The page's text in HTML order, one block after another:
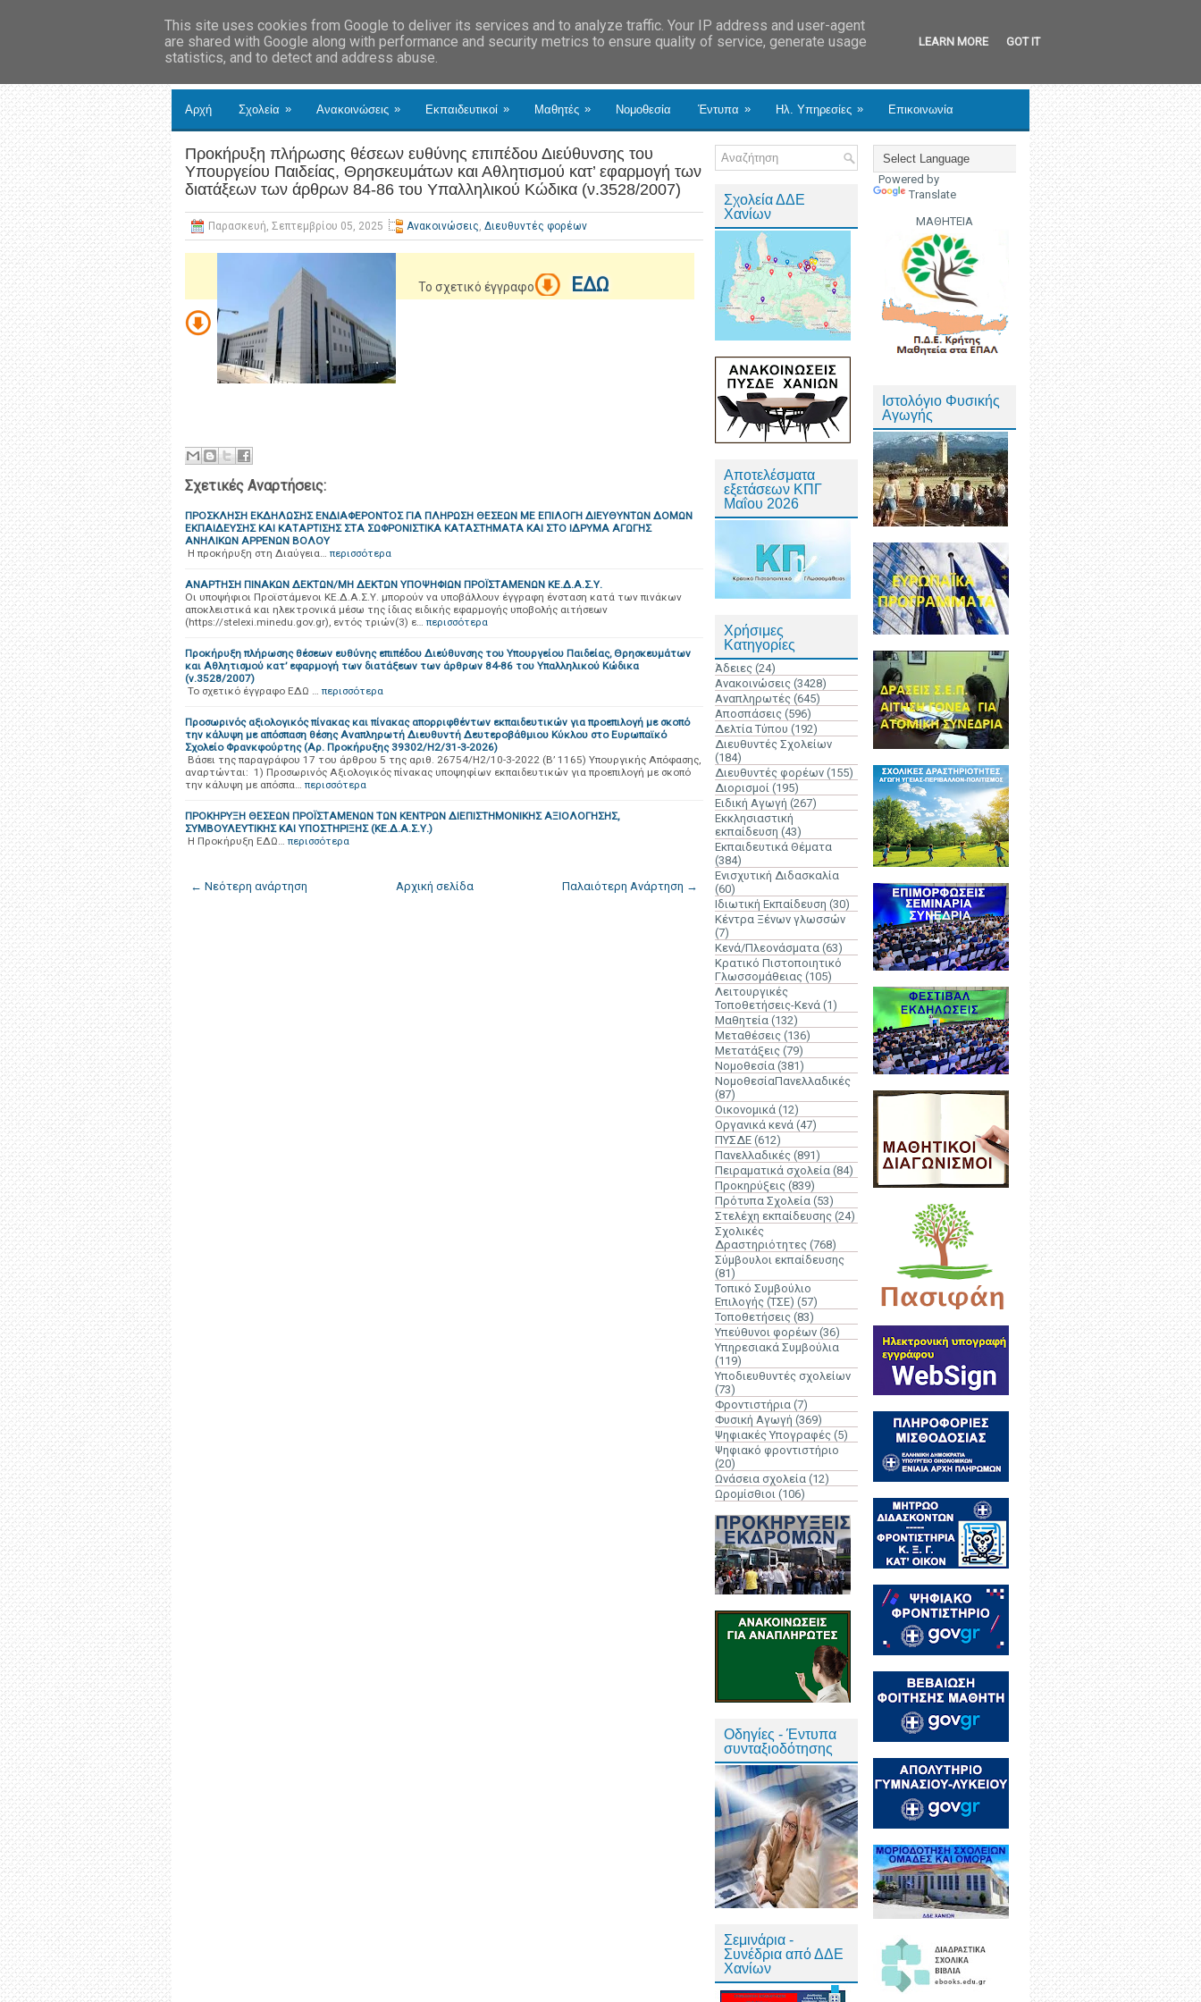
Αρχή Σχολεία » Ανακοινώσεις » Εκπαιδευτικοί » Μαθητές » Νομοθεσία Έντυπα » Ηλ. Υπηρεσίες » Επικοινωνία
Προκήρυξη πλήρωσης θέσεων ευθύνης επιπέδου Διεύθυνσης του
Υπουργείου Παιδείας, Θρησκευμάτων και Αθλητισμού κατ’ εφαρμογή των
διατάξεων των άρθρων 84-86 του Υπαλληλικού Κώδικα (ν.3528/2007)
Παρασκευή, Σεπτεμβρίου 05, 2025 Ανακοινώσεις, Διευθυντές φορέων
Το σχετικό έγγραφο ΕΔΩ
Σχετικές Αναρτήσεις:
ΠΡΟΣΚΛΗΣΗ ΕΚΔΗΛΩΣΗΣ ΕΝΔΙΑΦΕΡΟΝΤΟΣ ΓΙΑ ΠΛΗΡΩΣΗ ΘΕΣΕΩΝ ΜΕ ΕΠΙΛΟΓΗ ΔΙΕΥΘΥΝΤΩΝ ΔΟΜΩΝ
ΕΚΠΑΙΔΕΥΣΗΣ ΚΑΙ ΚΑΤΑΡΤΙΣΗΣ ΣΤΑ ΣΩΦΡΟΝΙΣΤΙΚΑ ΚΑΤΑΣΤΗΜΑΤΑ ΚΑΙ ΣΤΟ ΙΔΡΥΜΑ ΑΓΩΓΗΣ
ΑΝΗΛΙΚΩΝ ΑΡΡΕΝΩΝ ΒΟΛΟΥ
Η προκήρυξη στη Διαύγεια… περισσότερα
ΑΝΑΡΤΗΣΗ ΠΙΝΑΚΩΝ ΔΕΚΤΩΝ/ΜΗ ΔΕΚΤΩΝ ΥΠΟΨΗΦΙΩΝ ΠΡΟΪΣΤΑΜΕΝΩΝ ΚΕ.Δ.Α.Σ.Υ.
Οι υποψήφιοι Προϊστάμενοι ΚΕ.Δ.Α.Σ.Υ. μπορούν να υποβάλλουν έγγραφη ένσταση κατά των πινάκων
αποκλειστικά και ηλεκτρονικά μέσω της ίδιας ειδικής εφαρμογής υποβολής αιτήσεων
(https://stelexi.minedu.gov.gr), εντός τριών(3) ε… περισσότερα
Προκήρυξη πλήρωσης θέσεων ευθύνης επιπέδου Διεύθυνσης του Υπουργείου Παιδείας, Θρησκευμάτων
και Αθλητισμού κατ’ εφαρμογή των διατάξεων των άρθρων 84-86 του Υπαλληλικού Κώδικα
(ν.3528/2007)
Το σχετικό έγγραφο ΕΔΩ … περισσότερα
Προσωρινός αξιολογικός πίνακας και πίνακας απορριφθέντων εκπαιδευτικών για προεπιλογή με σκοπό
την κάλυψη με απόσπαση θέσης Αναπληρωτή Διευθυντή Δευτεροβάθμιου Κύκλου στο Ευρωπαϊκό
Σχολείο Φρανκφούρτης (Αρ. Προκήρυξης 39302/Η2/31-3-2026)
Βάσει της παραγράφου 17 του άρθρου 5 της αριθ. 26754/Η2/10-3-2022 (Β’ 1165) Υπουργικής Απόφασης,
αναρτώνται: 1) Προσωρινός Αξιολογικός πίνακας υποψηφίων εκπαιδευτικών για προεπιλογή με σκοπό
την κάλυψη με απόσπα… περισσότερα
ΠΡΟΚΗΡΥΞΗ ΘΕΣΕΩΝ ΠΡΟΪΣΤΑΜΕΝΩΝ ΤΩΝ ΚΕΝΤΡΩΝ ΔΙΕΠΙΣΤΗΜΟΝΙΚΗΣ ΑΞΙΟΛΟΓΗΣΗΣ,
ΣΥΜΒΟΥΛΕΥΤΙΚΗΣ ΚΑΙ ΥΠΟΣΤΗΡΙΞΗΣ (ΚΕ.Δ.Α.Σ.Υ.)
Η Προκήρυξη ΕΔΩ… περισσότερα
← Νεότερη ανάρτηση Παλαιότερη Ανάρτηση →
Αρχική σελίδα
Σχολεία ΔΔΕ
Χανίων
Αποτελέσματα
εξετάσεων ΚΠΓ
Μαΐου 2026
Χρήσιμες
Κατηγορίες
Άδειες (24)
Ανακοινώσεις (3428)
Αναπληρωτές (645)
Αποσπάσεις (596)
Δελτία Τύπου (192)
Διευθυντές Σχολείων
(184)
Διευθυντές φορέων (155)
Διορισμοί (195)
Ειδική Αγωγή (267)
Εκκλησιαστική
εκπαίδευση (43)
Εκπαιδευτικά Θέματα
(384)
Ενισχυτική Διδασκαλία
(60)
Ιδιωτική Εκπαίδευση (30)
Κέντρα Ξένων γλωσσών
(7)
Κενά/Πλεονάσματα (63)
Κρατικό Πιστοποιητικό
Γλωσσομάθειας (105)
Λειτουργικές
Τοποθετήσεις-Κενά (1)
Μαθητεία (132)
Μεταθέσεις (136)
Μετατάξεις (79)
Νομοθεσία (381)
ΝομοθεσίαΠανελλαδικές
(87)
Οικονομικά (12)
Οργανικά κενά (47)
ΠΥΣΔΕ (612)
Πανελλαδικές (891)
Πειραματικά σχολεία (84)
Προκηρύξεις (839)
Πρότυπα Σχολεία (53)
Στελέχη εκπαίδευσης (24)
Σχολικές
Δραστηριότητες (768)
Σύμβουλοι εκπαίδευσης
(81)
Τοπικό Συμβούλιο
Επιλογής (ΤΣΕ) (57)
Τοποθετήσεις (83)
Υπεύθυνοι φορέων (36)
Υπηρεσιακά Συμβούλια
(119)
Υποδιευθυντές σχολείων
(73)
Φροντιστήρια (7)
Φυσική Αγωγή (369)
Ψηφιακές Υπογραφές (5)
Ψηφιακό φροντιστήριο
(20)
Ωνάσεια σχολεία (12)
Ωρομίσθιοι (106)
Οδηγίες - Έντυπα
συνταξιοδότησης
Σεμινάρια -
Συνέδρια από ΔΔΕ
Χανίων
Powered by
Translate
ΜΑΘΗΤΕΙΑ
Ιστολόγιο Φυσικής
Αγωγής
This site uses cookies from Google to deliver its services and to analyze traffic. Your IP address and user-agent
are shared with Google along with performance and security metrics to ensure quality of service, generate usage
statistics, and to detect and address abuse.
LEARN MORE GOT IT